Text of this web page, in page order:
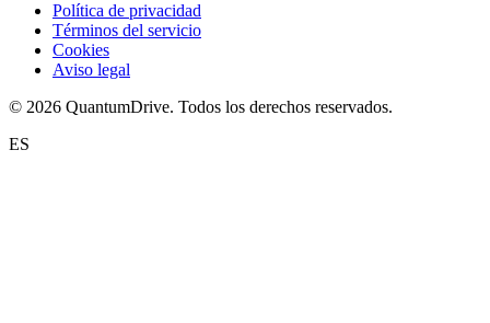
Política de privacidad
Términos del servicio
Cookies
Aviso legal
© 2026 QuantumDrive. Todos los derechos reservados.
ES